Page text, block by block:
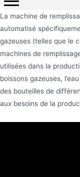
La machine de
automatisé
gazeuses (telles que le
machines de
utilisées dans la
boissons gazeuses,
des bouteilles de
aux besoins de la